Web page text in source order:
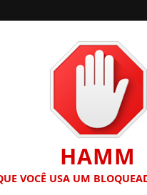
ENQUETES
DA COPA DO MUNDO DE
HAMM
VOCÊ USA UM